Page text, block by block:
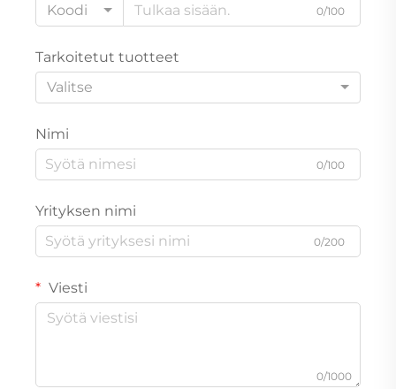
Koodi
0/100
Tarkoitetut tuotteet
Valitse
Nimi
0/100
Yrityksen nimi
0/200
Viesti
0/1000